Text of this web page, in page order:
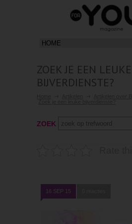
ZOEK JE EEN LEUKE
BIJVERDIENSTE?
ZOEK
16 SEP 15